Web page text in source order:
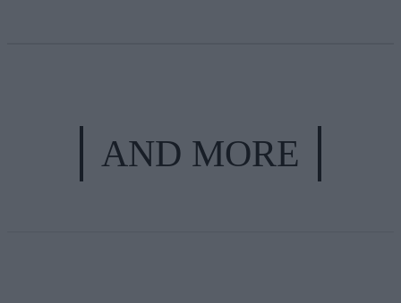
AND MORE